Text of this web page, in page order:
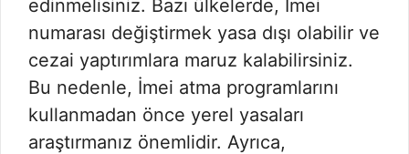
edinmelisiniz. Bazı ülkelerde, İmei
numarası değiştirmek yasa dışı olabilir ve
cezai yaptırımlara maruz kalabilirsiniz.
Bu nedenle, İmei atma programlarını
kullanmadan önce yerel yasaları
araştırmanız önemlidir. Ayrıca,